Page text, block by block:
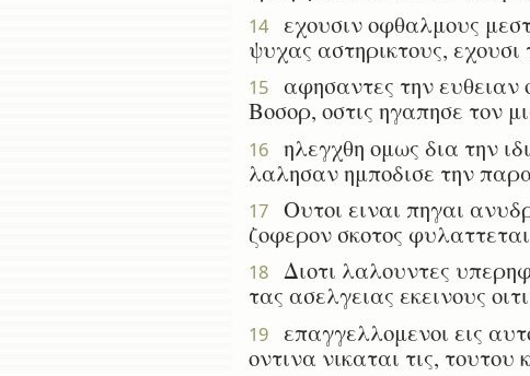
14
εχουσιν οφθαλμους
ψυχας αστηρικτους,
15
αφησαντες την
Βοσορ, οστις ηγαπησε τον
16
ηλεγχθη ομως δια την
λαλησαν ημποδισε την
17
Ουτοι ειναι πηγαι
ζοφερον σκοτος
18
Διοτι λαλουντες
τας ασελγειας εκεινους
19
επαγγελλομενοι εις
οντινα νικαται τις, τουτου